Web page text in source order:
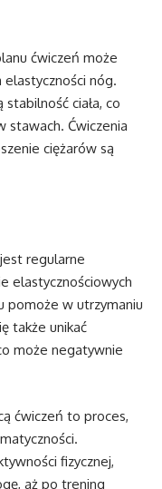
ćwiczeń może
elastyczności nóg.
ciała, co
stawach. Ćwiczenia
ciężarów są
regularne
elastycznościowych
pomoże w utrzymaniu
także unikać
może negatywnie
ćwiczeń to proces,
fizycznej,
aż po trening